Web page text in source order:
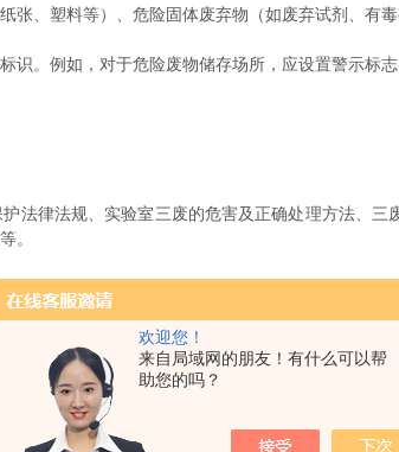
欢迎您！
来自局域网的朋友！有什么可以帮
助您的吗？
、塑料等）、危险固体废弃物（如废弃试剂、有毒
。例如，对于危险废物储存场所，应设置警示标志
律法规、实验室三废的危害及正确处理方法、三
。
等。可以邀请环保专家进行集中授课，讲解三废
课程和资料，方便实验室人员随时学习。
度。考核内容可以包括理论知识考试和实际操作